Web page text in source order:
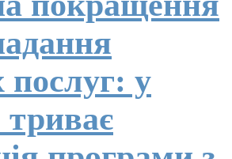
послуг: у